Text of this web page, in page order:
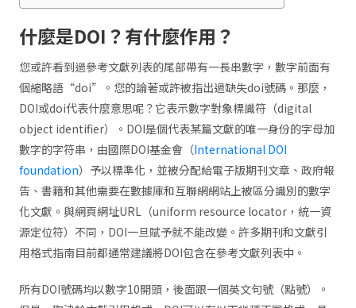
什麼是DOI？有什麼作用？
您或許看到過參考文獻列表的尾部帶有一長串數字，數字前面有
個縮略語“doi”。您的論著或許被指出過缺失doi號碼。那麼，
DOI或doi代表什麼意思呢？它表示數字對象標識符（digital
object identifier）。DOI是個代表某篇文獻的唯一身份的字母加
數字的字符串，由國際DOI基金會（International DOI
foundation）予以標準化，並被分配給電子版期刊文章、政府報
告、書籍和其他需要在數據庫和互聯網網站上被區分識別的數字
化文獻。與網頁網址URL（uniform resource locator，統一資
源定位符）不同，DOI一旦賦予就不能改變。許多期刊和文獻引
用格式指南目前都通常建議將DOI包含在參考文獻列表中。
所有DOI號碼均以數字10開頭，後面跟一個英文句號（點號）。